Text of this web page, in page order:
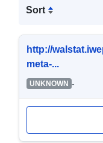
Sort
http://
meta-...
UNKNOWN -